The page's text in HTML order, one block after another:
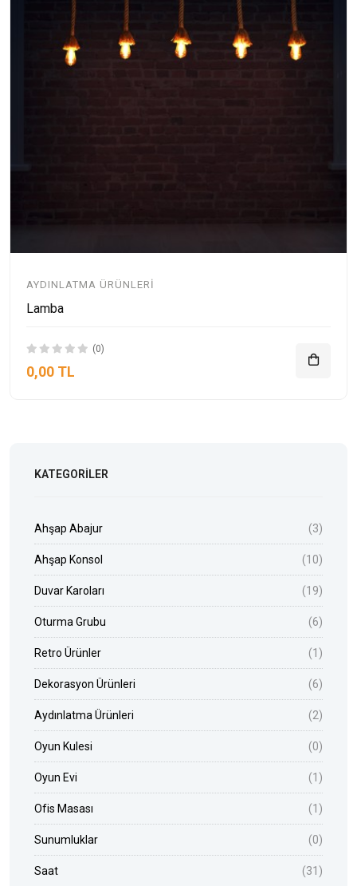
AYDINLATMA ÜRÜNLERI
Lamba
(0)
0,00 TL
KATEGORILER
Ahşap Abajur (3)
Ahşap Konsol (10)
Duvar Karoları (19)
Oturma Grubu (6)
Retro Ürünler (1)
Dekorasyon Ürünleri (6)
Aydınlatma Ürünleri (2)
Oyun Kulesi (0)
Oyun Evi (1)
Ofis Masası (1)
Sunumluklar (0)
Saat (31)